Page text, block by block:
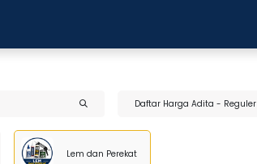
Daftar Harga Adita - Reguler
Lem dan Perekat